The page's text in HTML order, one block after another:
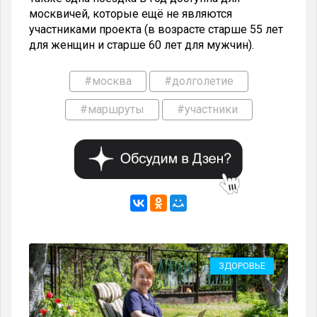
москвичей, которые ещё не являются
участниками проекта (в возрасте старше 55 лет
для женщин и старше 60 лет для мужчин).
#москва #долголетие
#маршруты #участники
ЗДОРОВЬЕ